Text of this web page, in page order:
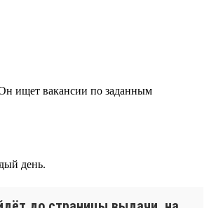
ищет вакансии по заданным
день.